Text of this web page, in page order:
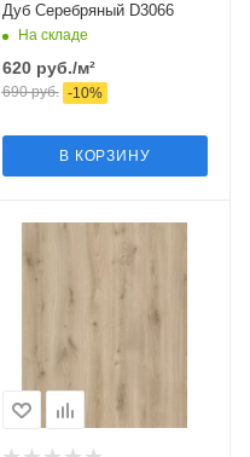
Дуб Серебряный D3066
На складе
620руб./м²
690руб. -10%
В КОРЗИНУ